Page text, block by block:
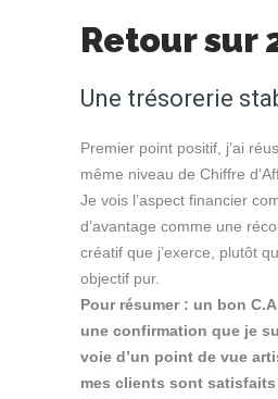
Retour sur
Une trésorerie
Premier point positif, j’ai
même niveau de Chiffre
Je vois l’aspect financier
d’avantage comme une
créatif que j’exerce, plutôt
objectif pur.
Pour résumer : un bon
une confirmation que je
voie d’un point de vue
mes clients sont